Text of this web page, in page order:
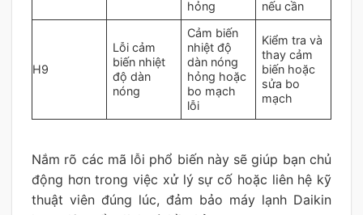
hỏng
nếu cần
H9
Lỗi cảm
biến nhiệt
độ dàn
nóng
Cảm biến
nhiệt độ
dàn nóng
hỏng hoặc
bo mạch
lỗi
Kiểm tra và
thay cảm
biến hoặc
sửa bo
mạch
Nắm rõ các mã lỗi phổ biến này sẽ giúp bạn chủ
động hơn trong việc xử lý sự cố hoặc liên hệ kỹ
thuật viên đúng lúc, đảm bảo máy lạnh Daikin